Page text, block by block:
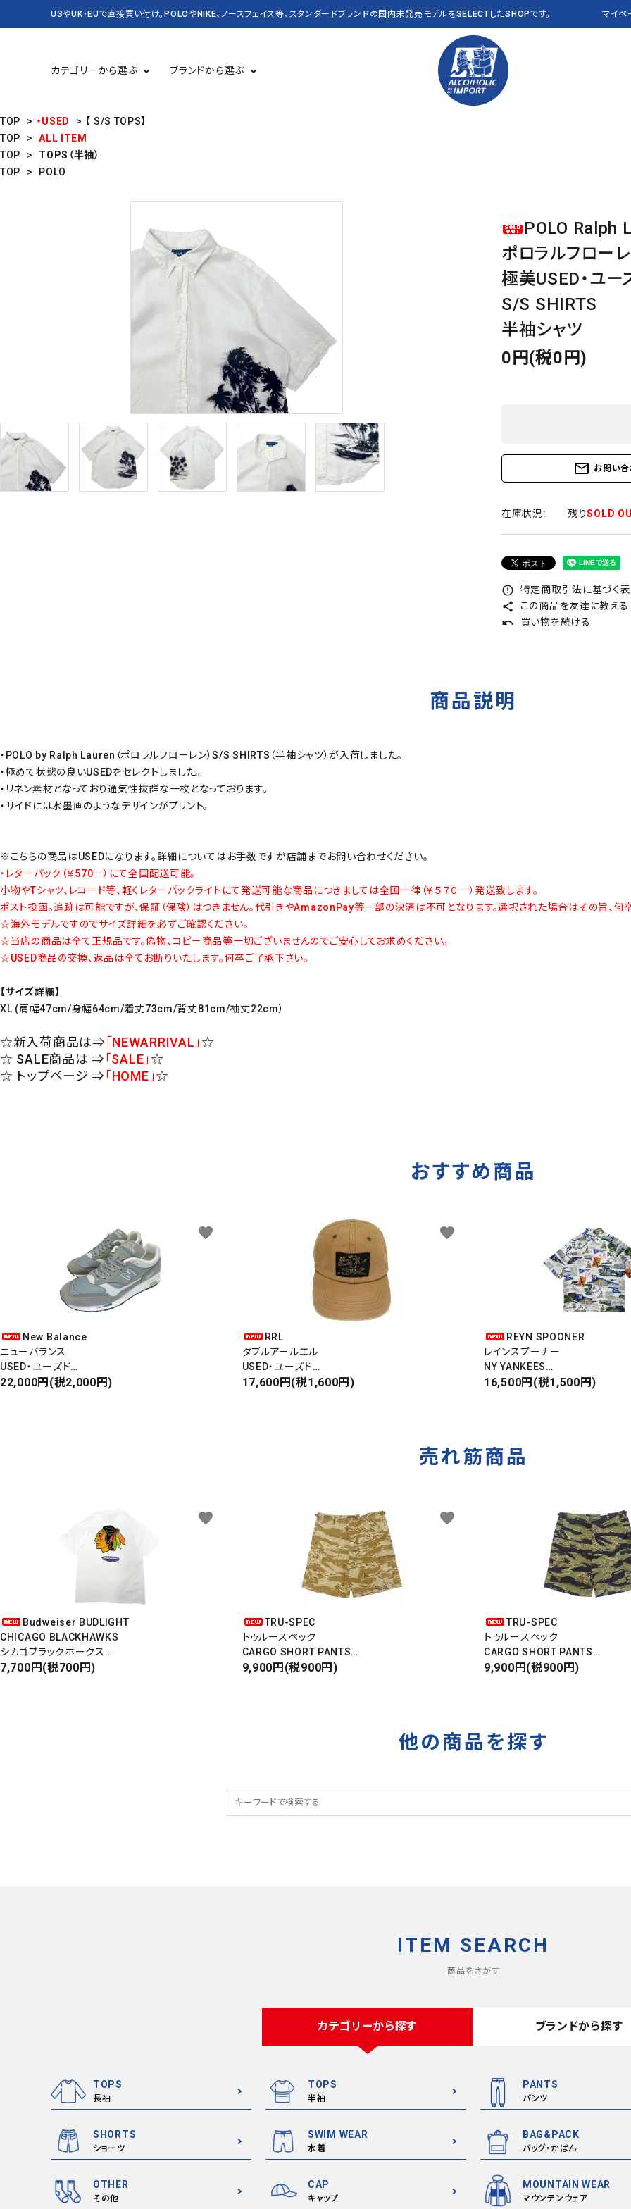
USやUK・EUで直接買い付け。POLOやNIKE、ノースフェイス等、スタンダードブランドの国内未発売モデルをSELECTしたSHOPです。 マイペ
カテゴリーから選ぶ
TOPS 長袖
NEW&VINTAGE POLO ALL ITEMS 全商品
ブランドから選ぶ
USED
LEVI'S NAUTICA
PATAGONIA Reyn Spooner
TOP > ・USED >
【 S/S TOPS】
TOP
>
ALL ITEM
TOP
>
TOPS（半袖）
TOP
> POLO
POLO Ralph
ポロラルフロー
極美USED・ユー
S/S SHIRTS
半袖シャツ
0円(税0円)
mail_outline お問い
在庫状況: 残りSOLD
error_outline 特定商取引法に基づく
share この商品を友達に教える
undo 買い物を続ける
商品説明
・POLO by Ralph Lauren（ポロラルフローレン）S/S SHIRTS（半袖シャツ）が入荷しました。
・極めて状態の良いUSEDをセレクトしました。
・リネン素材となっており通気性抜群な一枚となっております。
・サイドには水墨画のようなデザインがプリント。
※こちらの商品はUSEDになります。詳細についてはお手数ですが店舗までお問い合わせください。
・レターパック（￥570－）にて全国配送可能。
小物やTシャツ、レコード等、軽くレターパックライトにて発送可能な商品につきましては全国一律（￥５７０－）発送致します。
ポスト投函。追跡は可能ですが、保証（保険）はつきません。代引きやAmazonPay等一部の決済は不可となります。選択された場合はその旨、何
☆海外モデルですのでサイズ詳細を必ずご確認ください。
☆当店の商品は全て正規品です。偽物、コピー商品等一切ございませんのでご安心してお求めください。
☆USED商品の交換、返品は全てお断りいたします。何卒ご了承下さい。
【サイズ詳細】
XL (肩幅47cm/身幅64cm/着丈73cm/背丈81cm/袖丈22cm）
☆新入荷商品は⇒「NEWARRIVAL」☆
☆ SALE商品は ⇒「SALE」☆
☆ トップページ ⇒「HOME」☆
おすすめ商品
New Balance
ニューバランス
USED・ユーズド
Made In England
22,000円(税2,000円)
favorite
RRL
ダブルアールエル
USED・ユーズド
6PANEL CAP
17,600円(税1,600円)
favorite
REYN SPOONER
レインスプーナー
NY YANKEES
ニューヨークヤンキース
16,500円(税1,500円)
売れ筋商品
Budweiser BUDLIGHT
CHICAGO BLACKHAWKS
シカゴブラックホークス
半袖Tシャツ
7,700円(税700円)
favorite
TRU-SPEC
トゥルースペック
CARGO SHORT PANTS
カーゴショートパンツ
9,900円(税900円)
favorite
TRU-SPEC
トゥルースペック
CARGO SHORT PANTS
カーゴショートパンツ
9,900円(税900円)
他の商品を探す
ITEM SEARCH
商品をさがす
カテゴリーから探す ブランドから探す
TOPS
長袖
TOPS
半袖
PANTS
パンツ
SHORTS
ショーツ
SWIM WEAR
水着
BAG&PACK
バッグ・かばん
OTHER
その他
CAP
キャップ
MOUNTAIN WEAR
マウンテンウェア